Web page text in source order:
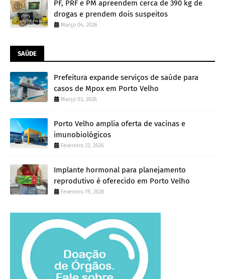
PF, PRF e PM apreendem cerca de 390 kg de
drogas e prendem dois suspeitos
Março 04, 2026
SAÚDE
Prefeitura expande serviços de saúde para
casos de Mpox em Porto Velho
Março 03, 2026
Porto Velho amplia oferta de vacinas e
imunobiológicos
Fevereiro 23, 2026
Implante hormonal para planejamento
reprodutivo é oferecido em Porto Velho
Fevereiro 19, 2026